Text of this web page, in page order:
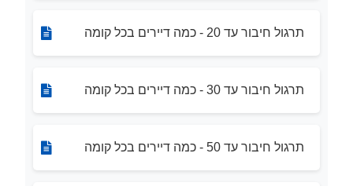
תרגול חיבור עד 20 - כמה דיירים בכל קומה
תרגול חיבור עד 30 - כמה דיירים בכל קומה
תרגול חיבור עד 50 - כמה דיירים בכל קומה